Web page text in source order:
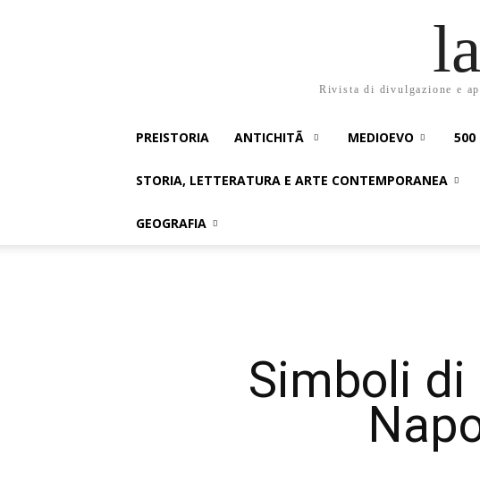
Rivista di divulgazione e
PREISTORIA ANTICHITÃ MEDIOEVO 500
STORIA, LETTERATURA E ARTE CONTEMPORANEA
GEOGRAFIA
Simboli